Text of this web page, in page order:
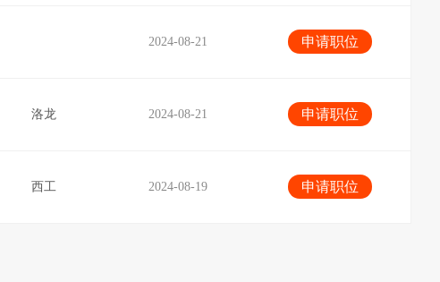
申请职位
2024-08-21
申请职位
2024-08-21
洛龙
申请职位
2024-08-19
西工